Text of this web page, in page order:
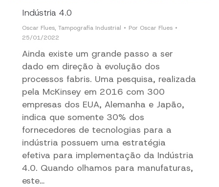
Indústria 4.0
Oscar Flues, Tampografia Industrial Por Oscar Flues
25/01/2022
Ainda existe um grande passo a ser
dado em direção à evolução dos
processos fabris. Uma pesquisa, realizada
pela McKinsey em 2016 com 300
empresas dos EUA, Alemanha e Japão,
indica que somente 30% dos
fornecedores de tecnologias para a
indústria possuem uma estratégia
efetiva para implementação da Indústria
4.0. Quando olhamos para manufaturas,
este…